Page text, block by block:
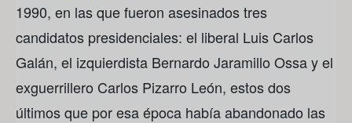
1990, en las que fueron asesinados tres
candidatos presidenciales: el liberal Luis Carlos
Galán, el izquierdista Bernardo Jaramillo Ossa y el
exguerrillero Carlos Pizarro León, estos dos
últimos que por esa época había abandonado las